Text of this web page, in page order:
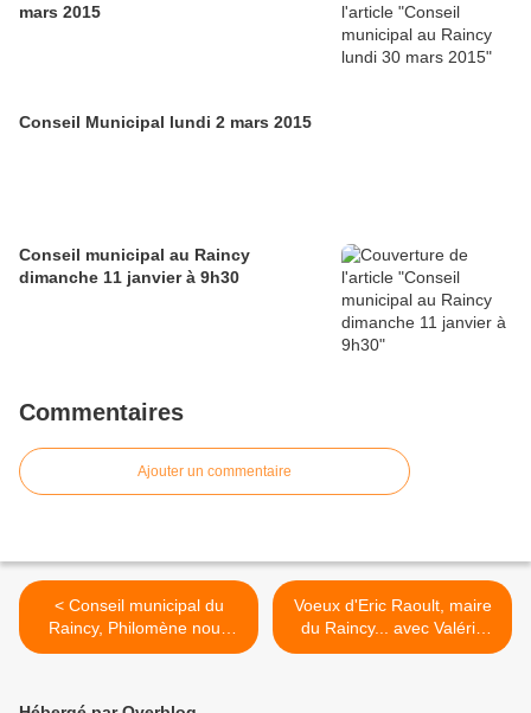
mars 2015
Conseil Municipal lundi 2 mars 2015
Conseil municipal au Raincy
dimanche 11 janvier à 9h30
Commentaires
Ajouter un commentaire
< Conseil municipal du
Raincy, Philomène nous
raconte
Voeux d'Eric Raoult, maire
du Raincy... avec Valérie
Pécresse >